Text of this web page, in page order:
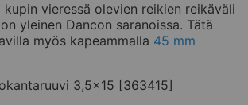
kupin vieressä olevien reikien reikäväli
yleinen Dancon saranoissa. Tätä
myös kapeammalla 45 mm
3,5x15 [363415]